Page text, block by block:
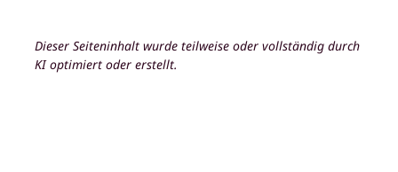
Dieser Seiteninhalt wurde teilweise oder vollständig durch
KI optimiert oder erstellt.